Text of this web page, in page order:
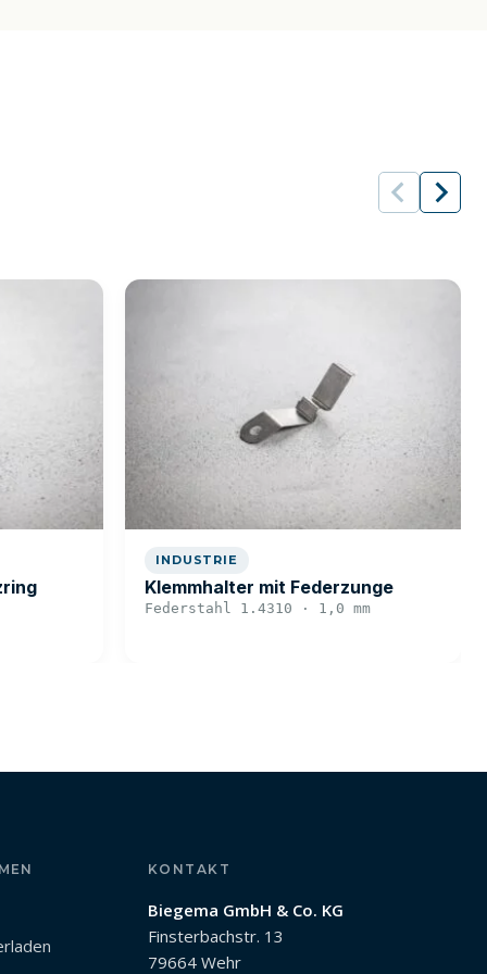
INDUSTRIE
Klemmhalter mit Federzunge
Federstahl 1.4310 · 1,0 mm
KONTAKT
Biegema GmbH & Co. KG
Finsterbachstr. 13
79664 Wehr